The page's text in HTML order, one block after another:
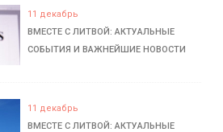
11 декабрь
ВМЕСТЕ С ЛИТВОЙ: АКТУАЛЬНЫЕ
СОБЫТИЯ И ВАЖНЕЙШИЕ НОВОСТИ
11 декабрь
ВМЕСТЕ С ЛИТВОЙ: АКТУАЛЬНЫЕ